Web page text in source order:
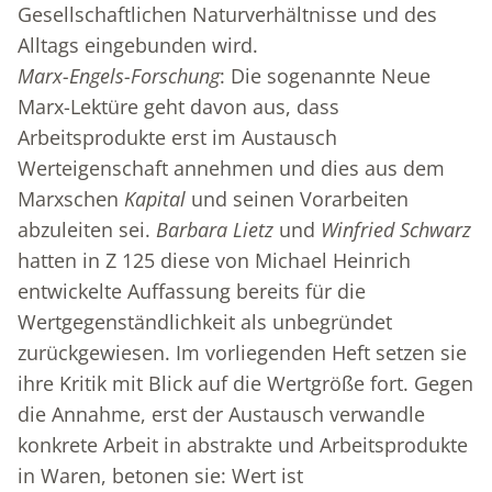
Gesellschaftlichen Naturverhältnisse und des
Alltags eingebunden wird.
Marx-Engels-Forschung: Die sogenannte Neue
Marx-Lektüre geht davon aus, dass
Arbeitsprodukte erst im Austausch
Werteigenschaft annehmen und dies aus dem
Marxschen Kapital und seinen Vorarbeiten
abzuleiten sei. Barbara Lietz und Winfried Schwarz
hatten in Z 125 diese von Michael Heinrich
entwickelte Auffassung bereits für die
Wertgegenständlichkeit als unbegründet
zurückgewiesen. Im vorliegenden Heft setzen sie
ihre Kritik mit Blick auf die Wertgröße fort. Gegen
die Annahme, erst der Austausch verwandle
konkrete Arbeit in abstrakte und Arbeitsprodukte
in Waren, betonen sie: Wert ist